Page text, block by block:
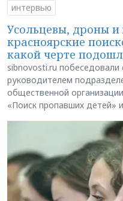
интервью
Усольцевы, дроны
красноярские
какой черте
sibnovosti.ru
руководителем
общественной
«Поиск пропавших детей»